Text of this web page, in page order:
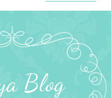
Blog